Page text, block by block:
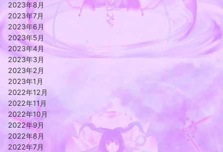
2023年8月
2023年7月
2023年6月
2023年5月
2023年4月
2023年3月
2023年2月
2023年1月
2022年12月
2022年11月
2022年10月
2022年9月
2022年8月
2022年7月